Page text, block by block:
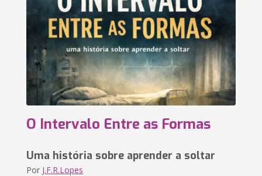
O Intervalo Entre as Formas
Uma história sobre aprender a soltar
Por J.F.R.Lopes